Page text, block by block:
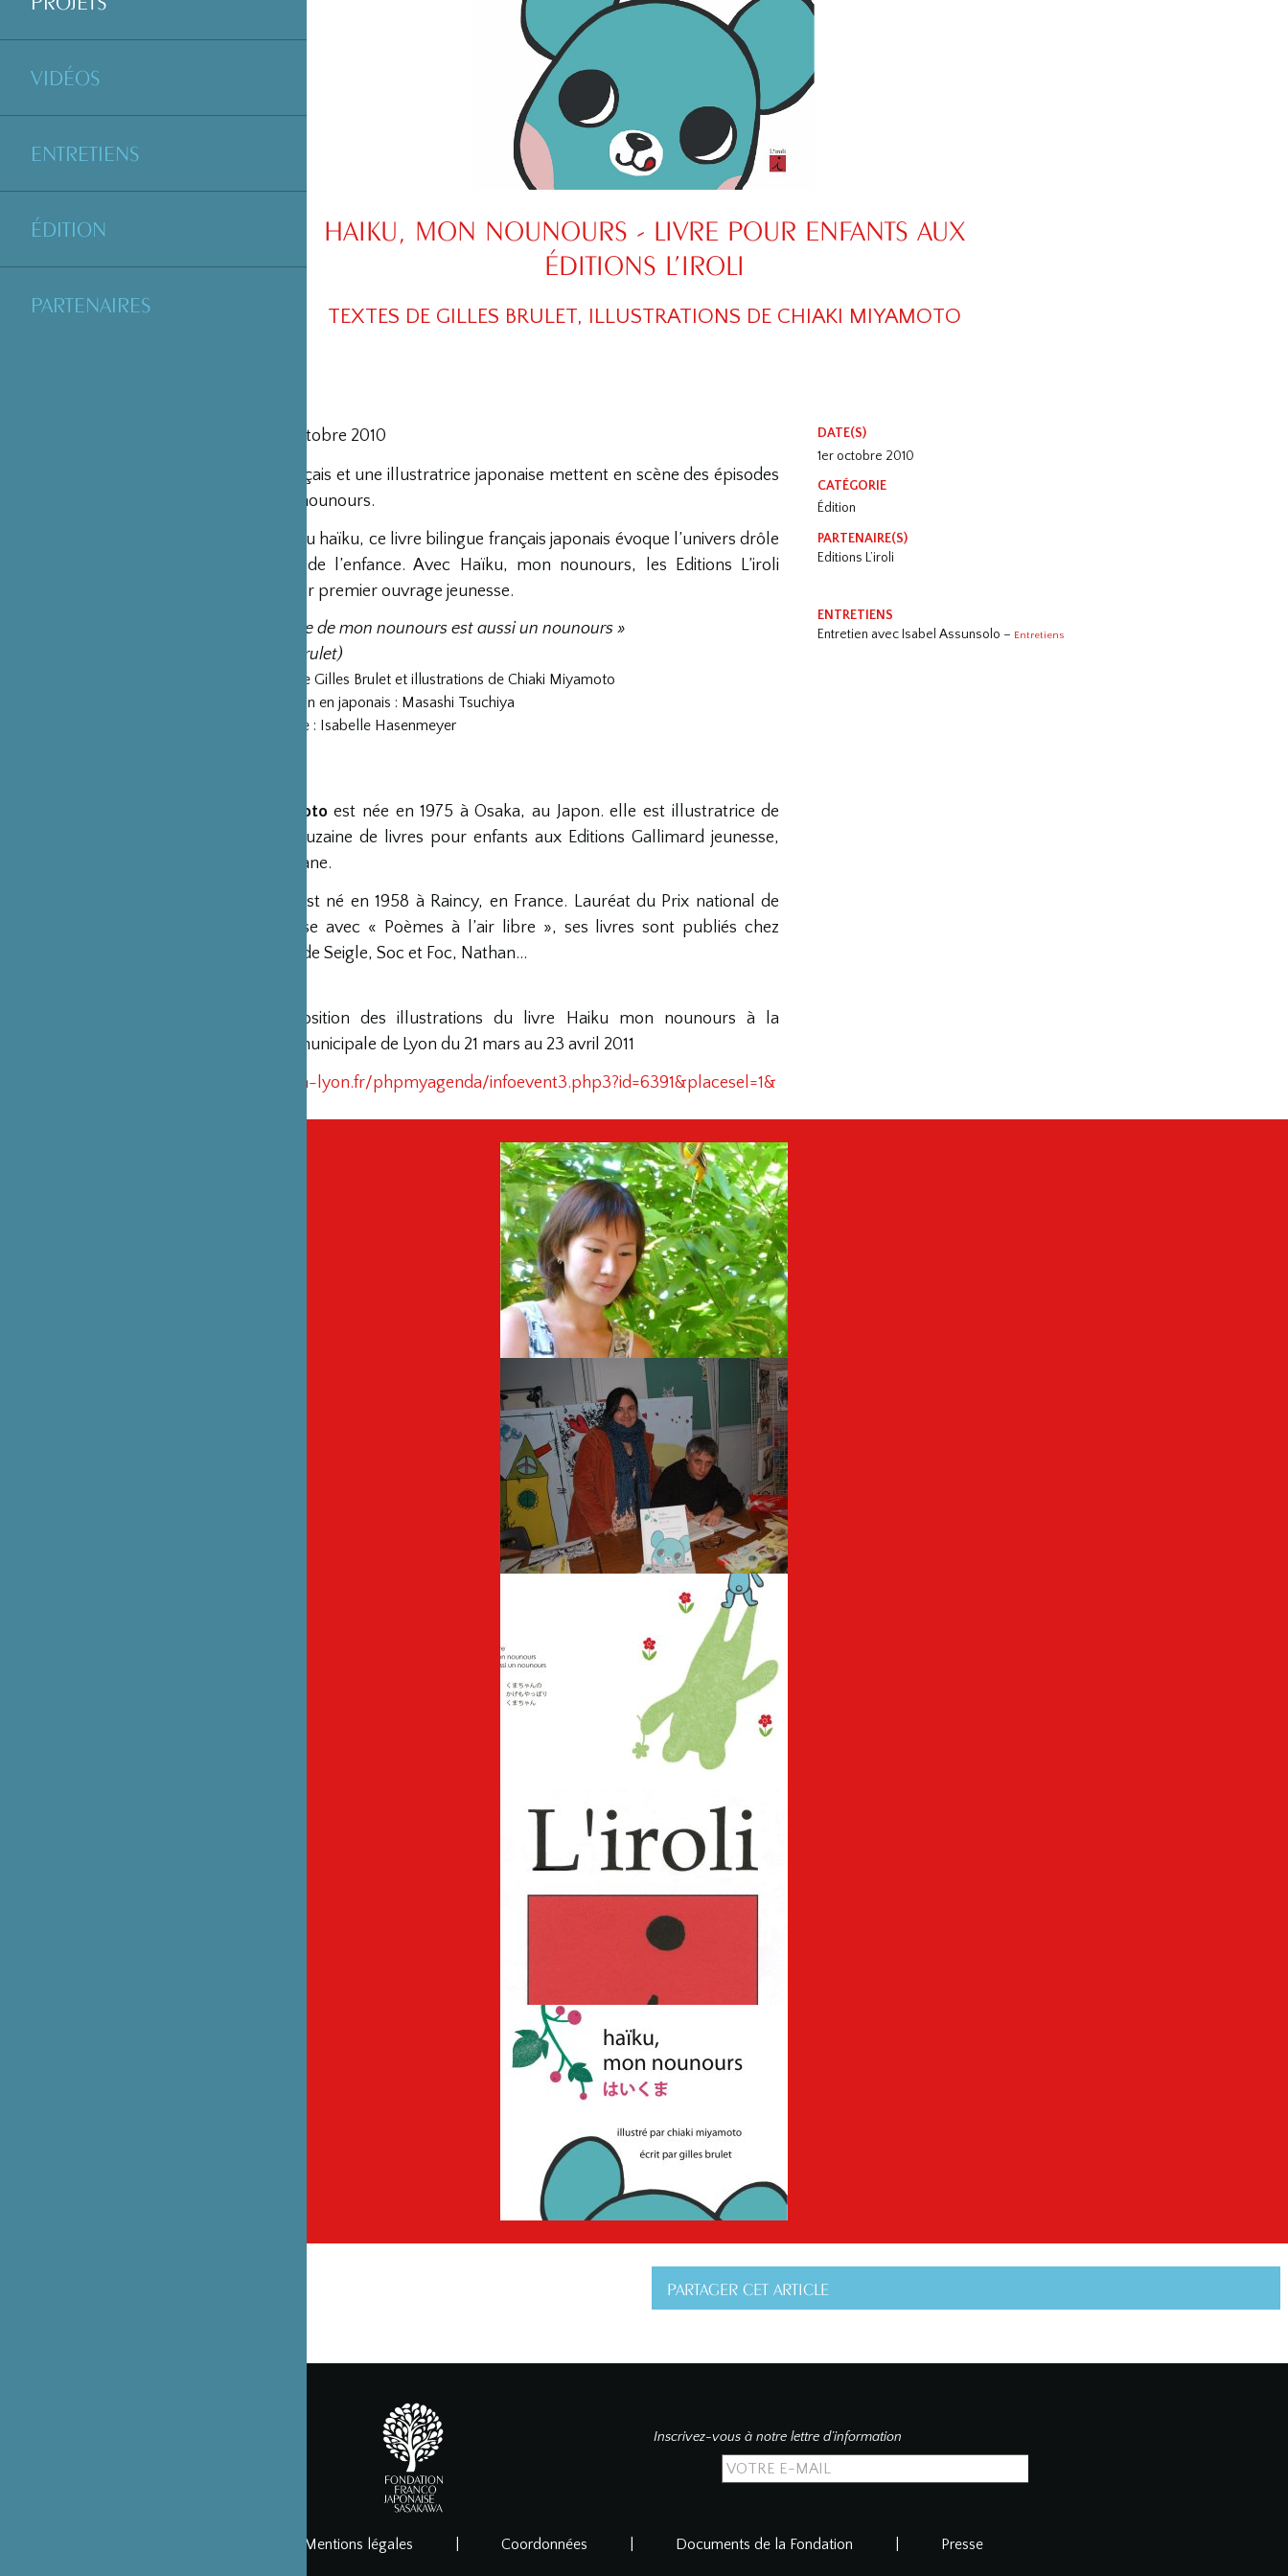
VIDÉOS
ENTRETIENS
ÉDITION
PARTENAIRES
HAIKU, MON NOUNOURS - LIVRE POUR ENFANTS AUX
ÉDITIONS L’IROLI
TEXTES DE GILLES BRULET, ILLUSTRATIONS DE CHIAKI MIYAMOTO
Parution en octobre 2010
Un poète français et une illustratrice japonaise mettent en scène des épisodes
de la vie d’un nounours.
Dans l’esprit du haïku, ce livre bilingue français japonais évoque l’univers drôle
et émouvant de l’enfance. Avec Haïku, mon nounours, les Editions L’iroli
présentent leur premier ouvrage jeunesse.
« l’ombre de mon nounours est aussi un nounours »
(Gilles Brulet)
Textes de Gilles Brulet et illustrations de Chiaki Miyamoto
Traduction en japonais : Masashi Tsuchiya
Maquette : Isabelle Hasenmeyer
Chiaki Miyamoto est née en 1975 à Osaka, au Japon. elle est illustratrice de
plus d’une douzaine de livres pour enfants aux Editions Gallimard jeunesse,
Milan, Sarbacane.
est né en 1958 à Raincy, en France. Lauréat du Prix national de
poésie jeunesse avec « Poèmes à l’air libre », ses livres sont publiés chez
Hachette, Epi de Seigle, Soc et Foc, Nathan…
A voir : Exposition des illustrations du livre Haiku mon nounours à la
Bibliothèque municipale de Lyon du 21 mars au 23 avril 2011
http://php.bm-lyon.fr/phpmyagenda/infoevent3.php3?id=6391&placesel=1&
DATE(S)
1er octobre 2010
CATÉGORIE
Édition
PARTENAIRE(S)
Editions L’iroli
ENTRETIENS
Entretien avec Isabel Assunsolo – Entretiens
PARTAGER CET ARTICLE
Inscrivez-vous à notre lettre d’information
Mentions légales Coordonnées Documents de la Fondation Presse